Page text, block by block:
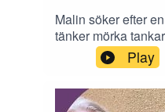
Malin söker efter
tänker mörka
Instagram. Lisa
Författarportal och
Dessutom: om
att få obruten
Play